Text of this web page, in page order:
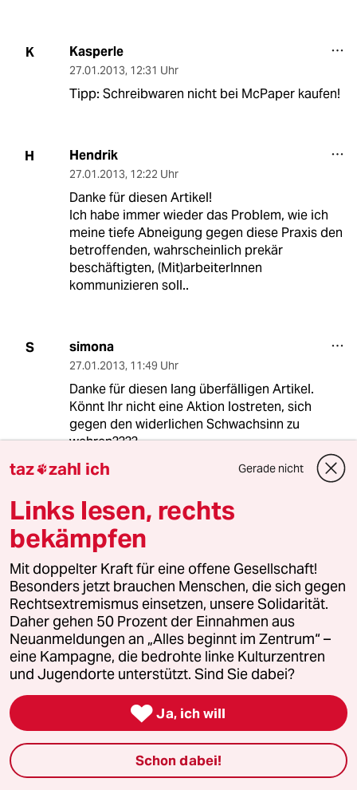
K Kasperle
27.01.2013, 12:31 Uhr
Tipp: Schreibwaren nicht bei McPaper kaufen!
H Hendrik
27.01.2013, 12:22 Uhr
Danke für diesen Artikel!
Ich habe immer wieder das Problem, wie ich
meine tiefe Abneigung gegen diese Praxis den
betroffenden, wahrscheinlich prekär
beschäftigten, (Mit)arbeiterInnen
kommunizieren soll..
S simona
27.01.2013, 11:49 Uhr
Danke für diesen lang überfälligen Artikel.
Könnt Ihr nicht eine Aktion lostreten, sich
gegen den widerlichen Schwachsinn zu
wehren????
DF Dieter F.
27.01.2013,11:28 Uhr
Darfs zu diesem Artikel gleich noch die
"sonntaz" sein?
FW Frederik Weiss
27.01.2013 ,11:26 Uhr
Ziemlich an den Haaren herbeigezogen - dieser
Artikel. Warum stellt sich der Verfasser nicht
die Frage, warum es „den Einzelhandel“ mit
seinen ursprünglichen Leistungen nicht mehr
Zeitgenossen –wie der Verfasser- zu viele
aufgeblasene „Überlegungen“ machen und
taz zahl ich Gerade nicht
Links lesen, rechts
bekämpfen
Mit doppelter Kraft für eine offene Gesellschaft!
Besonders jetzt brauchen Menschen, die sich gegen
Rechtsextremismus einsetzen, unsere Solidarität.
Daher gehen 50 Prozent der Einnahmen aus
Neuanmeldungen an „Alles beginnt im Zentrum“ –
eine Kampagne, die bedrohte linke Kulturzentren
und Jugendorte unterstützt. Sind Sie dabei?
 Ja, ich will
Schon dabei!